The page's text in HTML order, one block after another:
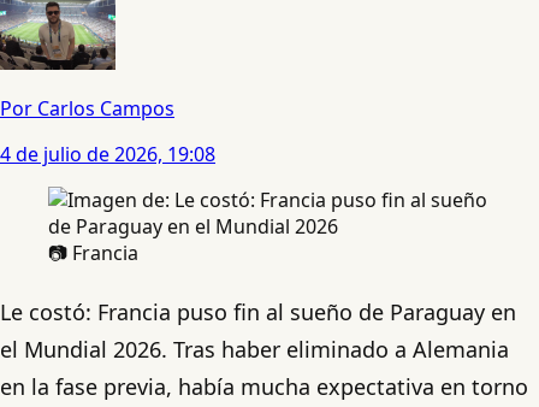
Por Carlos Campos
4 de julio de 2026, 19:08
📷 Francia
Le costó: Francia puso fin al sueño de Paraguay en
el Mundial 2026. Tras haber eliminado a Alemania
en la fase previa, había mucha expectativa en torno